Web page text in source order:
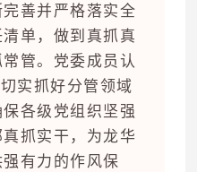
善并严格落实全
单，做到真抓真
管。党委成员认
实抓好分管领域
各级党组织坚强
抓实干，为龙华
有力的作风保